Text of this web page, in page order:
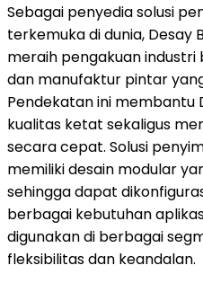
Sebagai penyedia solusi
terkemuka di dunia, Desay
meraih pengakuan
dan manufaktur pintar
Pendekatan ini membantu
kualitas ketat sekaligus
secara cepat. Solusi
memiliki desain modular
sehingga dapat
berbagai kebutuhan
digunakan di berbagai
fleksibilitas dan keandalan.